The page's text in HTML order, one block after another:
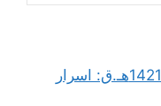
مراسم احیاء 23 رمضان سال 1421هـ.ق: اسرار